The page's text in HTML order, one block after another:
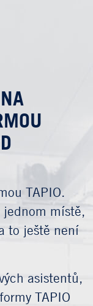
TAPIO.
jednom místě,
to ještě není
asistentů,
TAPIO